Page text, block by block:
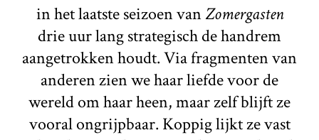
in het laatste seizoen vanZomergasten
drie uur lang strategisch de handrem
aangetrokken houdt. Via fragmenten van
anderen zien we haar liefde voor de
wereld om haar heen, maar zelf blijft ze
vooral ongrijpbaar. Koppig lijkt ze vast